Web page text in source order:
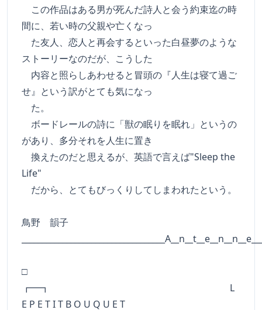
この作品はある男が死んだ詩人と会う約束迄の時
間に、若い時の父親や亡くなっ
た友人、恋人と再会するといった白昼夢のような
ストーリーなのだが、こうした
内容と照らしあわせると冒頭の『人生は寝て過ご
せ』という訳がとても気になっ
た。
ボードレールの詩に「獣の眠りを眠れ」というの
があり、多分それを人生に置き
換えたのだと思えるが、英語で言えば"Sleep the
Life"
だから、とてもびっくりしてしまわれたという。
鳥野 韻子
□
┏━┓ L
E P E T I T B O U Q U E T